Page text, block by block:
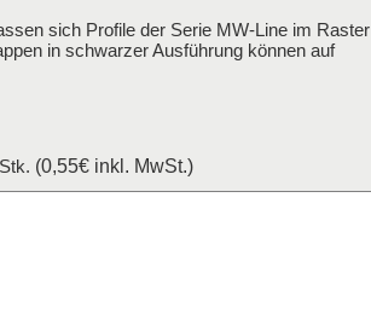
sich Profile der Serie MW-Line im Raster
in schwarzer Ausführung können auf
(0,55€ inkl. MwSt.)